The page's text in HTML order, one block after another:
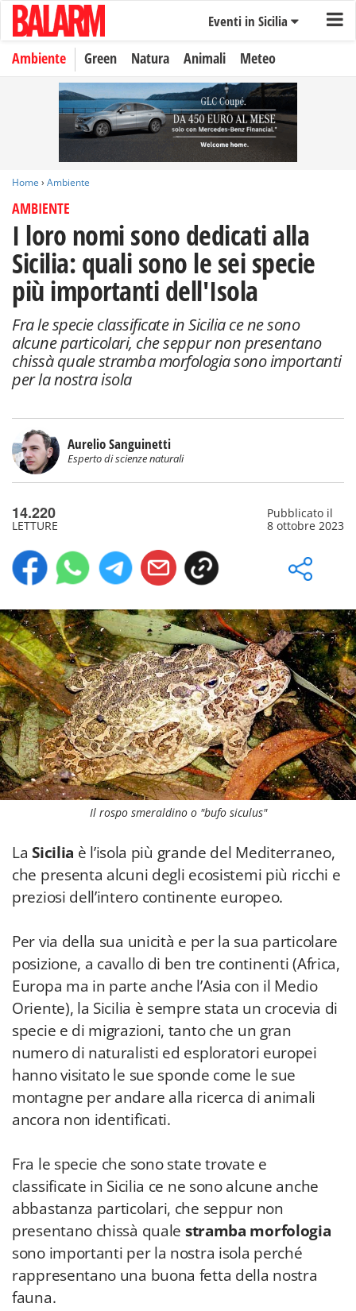
Eventi in Sicilia
Ambiente Green Natura Animali Meteo
Home › Ambiente
AMBIENTE
I loro nomi sono dedicati alla
Sicilia: quali sono le sei specie
più importanti dell'Isola
Fra le specie classificate in Sicilia ce ne sono
alcune particolari, che seppur non presentano
chissà quale stramba morfologia sono importanti
per la nostra isola
Aurelio Sanguinetti
Esperto di scienze naturali
14.220
LETTURE
Pubblicato il
8 ottobre 2023
Il rospo smeraldino o "bufo siculus"
LaSicilia è l’isola più grande del Mediterraneo,
che presenta alcuni degli ecosistemi più ricchi e
preziosi dell’intero continente europeo.
Per via della sua unicità e per la sua particolare
posizione, a cavallo di ben tre continenti (Africa,
Europa ma in parte anche l’Asia con il Medio
Oriente), la Sicilia è sempre stata un crocevia di
specie e di migrazioni, tanto che un gran
numero di naturalisti ed esploratori europei
hanno visitato le sue sponde come le sue
montagne per andare alla ricerca di animali
ancora non identificati.
Fra le specie che sono state trovate e
classificate in Sicilia ce ne sono alcune anche
abbastanza particolari, che seppur non
presentano chissà quale stramba morfologia
sono importanti per la nostra isola perché
rappresentano una buona fetta della nostra
fauna.